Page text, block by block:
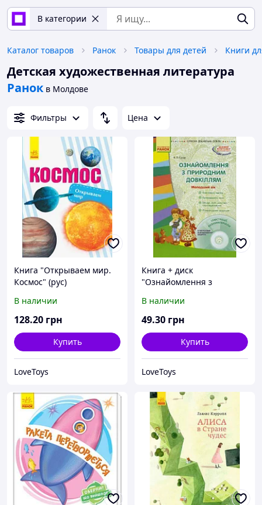
В категории
Каталог товаров Ранок Товары для детей Книги
Детская художественная литература
Ранок в Молдове
Фильтры Цена
Книга "Открываем мир.
Космос" (рус)
В наличии
128.20 грн
Купить
LoveToys
Книга + диск
"Ознайомлення з
(укр)
В наличии
49.30 грн
Купить
LoveToys